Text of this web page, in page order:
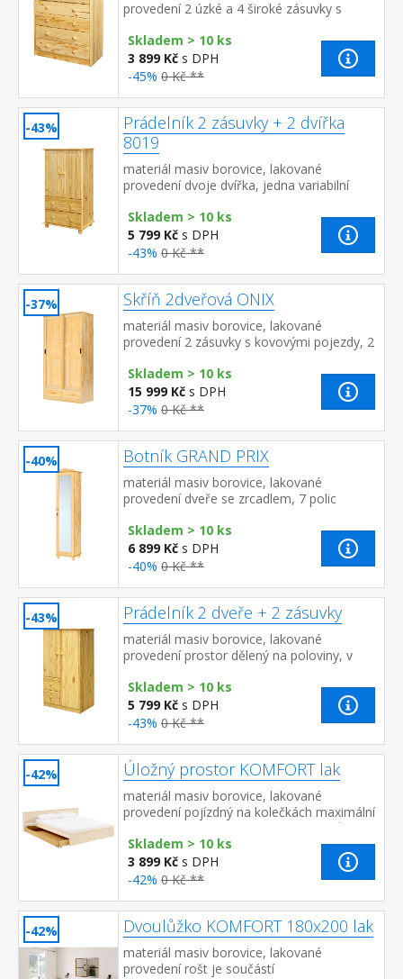
provedení 2 úzké a 4 široké zásuvky s
Skladem > 10 ks
3 899 Kč s DPH
-45% 0 Kč **
-43%
Prádelník 2 zásuvky + 2 dvířka
8019
materiál masiv borovice, lakované
provedení dvoje dvířka, jedna variabilní
Skladem > 10 ks
5 799 Kč s DPH
-43% 0 Kč **
-37% Skříň 2dveřová ONIX
materiál masiv borovice, lakované
provedení 2 zásuvky s kovovými pojezdy, 2
části 1 police a kovová šatní...
Skladem > 10 ks
15 999 Kč s DPH
-37% 0 Kč **
-40% Botník GRAND PRIX
materiál masiv borovice, lakované
provedení dveře se zrcadlem, 7 polic
Skladem > 10 ks
6 899 Kč s DPH
-40% 0 Kč **
-43% Prádelník 2 dveře + 2 zásuvky
materiál masiv borovice, lakované
provedení prostor dělený na poloviny, v
menší dvířka, 1 police, 2 zá...
Skladem > 10 ks
5 799 Kč s DPH
-43% 0 Kč **
-42% Úložný prostor KOMFORT lak
materiál masiv borovice, lakované
provedení pojízdný na kolečkách maximální
nosnost 15 kg vhodný doplněk dvoulůžka
8892
Skladem > 10 ks
3 899 Kč s DPH
-42% 0 Kč **
-42% Dvoulůžko KOMFORT 180x200 lak
materiál masiv borovice, lakované
provedení rošt je součástí